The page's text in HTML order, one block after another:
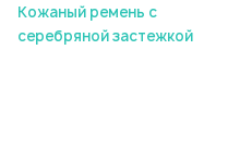
Кожаный ремень с
серебряной застежкой